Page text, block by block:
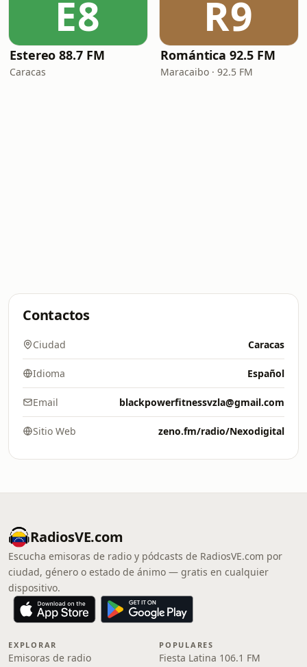
E8
Estereo 88.7 FM
Caracas
R9
Romántica 92.5 FM
Maracaibo · 92.5 FM
Contactos
Ciudad Caracas
Idioma Español
Email blackpowerfitnessvzla@gmail.com
Sitio Web zeno.fm/radio/Nexodigital
RadiosVE.com
Escucha emisoras de radio y pódcasts de RadiosVE.com por
ciudad, género o estado de ánimo — gratis en cualquier
dispositivo.
EXPLORAR
Emisoras de radio
POPULARES
Fiesta Latina 106.1 FM